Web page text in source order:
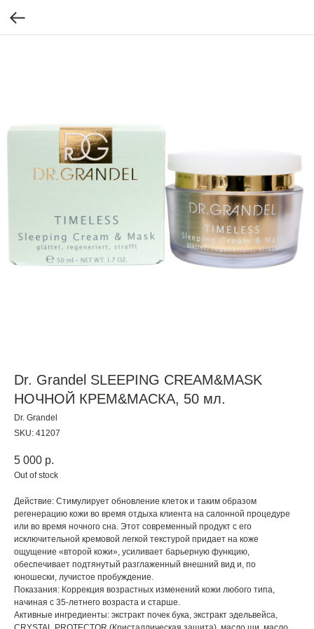
Dr. Grandel SLEEPING CREAM&MASK
НОЧНОЙ КРЕМ&МАСКА, 50 мл.
Dr. Grandel
SKU: 41207
5 000 р.
Out of stock
Действие: Стимулирует обновление клеток и таким образом
регенерацию кожи во время отдыха клиента на салонной процедуре
или во время ночного сна. Этот современный продукт с его
исключительной кремовой легкой текстурой придает на коже
ощущение «второй кожи», усиливает барьерную функцию,
обеспечивает подтянутый разглаженный внешний вид и, по
юношески, лучистое пробуждение.
Показания: Коррекция возрастных изменений кожи любого типа,
начиная с 35-летнего возраста и старше.
Активные ингредиенты: экстракт почек бука, экстракт эдельвейса,